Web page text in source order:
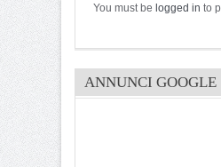
You must be logged in to
ANNUNCI GOOGLE